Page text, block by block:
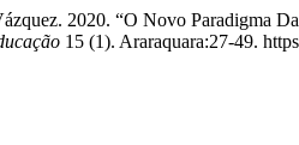
2020. “O Novo Paradigma
15 (1). Araraquara:27-49.